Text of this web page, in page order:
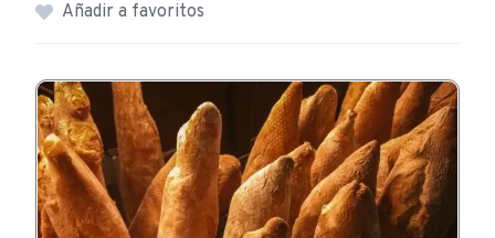
Añadir a favoritos